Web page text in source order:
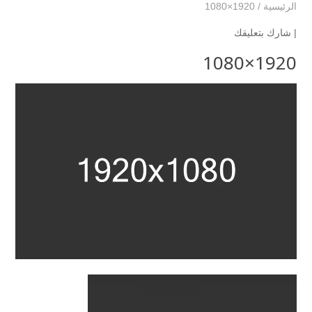
الرئيسية /
1920×1080
| شارك بتعليقك
1920×1080